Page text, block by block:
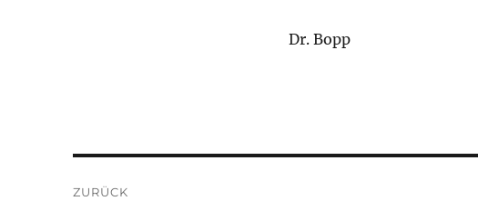
Dr. Bopp
ZURÜCK